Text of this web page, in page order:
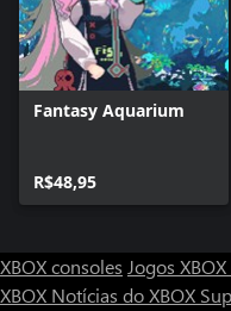
Fantasy Aquarium
R$48,95
XBOX consoles Jogos XBOX
XBOX Notícias do XBOX